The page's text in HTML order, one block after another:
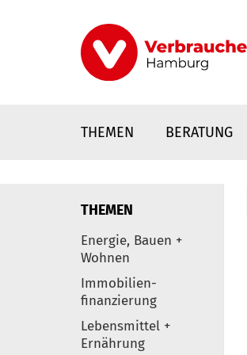
THEMEN BERATUNG
Elemente
THEMEN
Energie, Bauen +
Wohnen
Immobilien-
finanzierung
Lebensmittel +
Ernährung